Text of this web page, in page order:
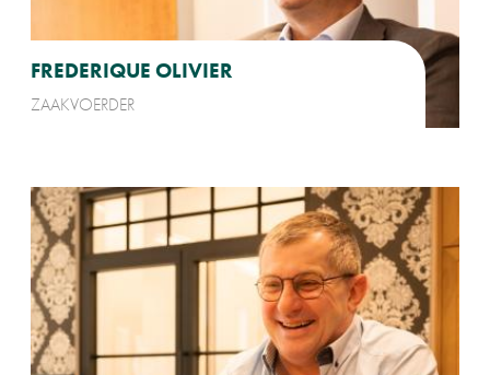
FREDERIQUE OLIVIER
ZAAKVOERDER